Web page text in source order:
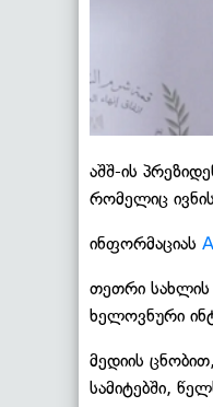
აშშ-ის
რომელიც
ინფორმაციას
თეთრი სახლის
ხელოვნური
მედიის
სამიტებში,